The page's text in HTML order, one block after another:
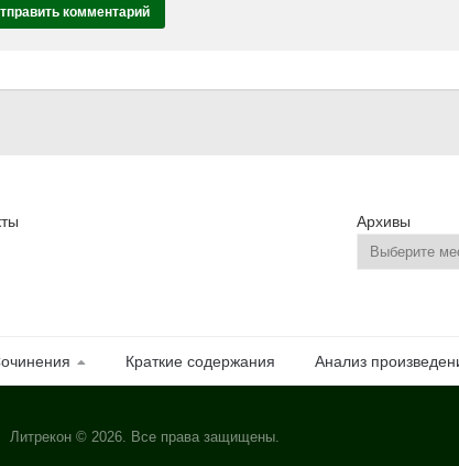
Архивы
Краткие содержания Анализ
Литрекон © 2026. Все права защищены.